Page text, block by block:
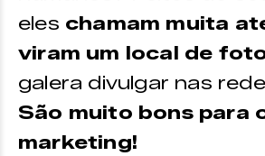
eles chamam muita
viram um local de
galera divulgar nas
São muito bons para
marketing!